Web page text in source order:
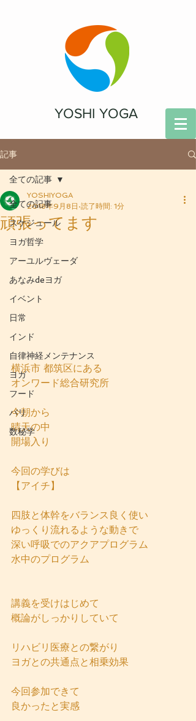
YOSHI YOGA
記事
全ての記事
スケジュール
ヨガ哲学
アーユルヴェーダ
あなみdeヨガ
イベント
日常
インド
自律神経メンテナンス
ヨガ
フード
バリ
数秘学
全ての記事
頑張ってます
YOSHIYOGA
2018年9月8日 読了時間: 1分
横浜市 都筑区にある
オンワード総合研究所
今朝から
晴天の中
開場入り
今回の学びは
【アイチ】
四肢と体幹をバランス良く使い
ゆっくり流れるような動きで
深い呼吸でのアクアプログラム
水中のプログラム
講義を受けはじめて
概論がしっかりしていて
リハビリ医療との繋がり
ヨガとの共通点と相乗効果
今回参加できて
良かったと実感